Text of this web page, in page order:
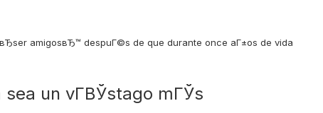
amigosвЂ™ despuГ©s de que durante once aГ±os de vida
sea un vГ­ВЎstago mГЎs